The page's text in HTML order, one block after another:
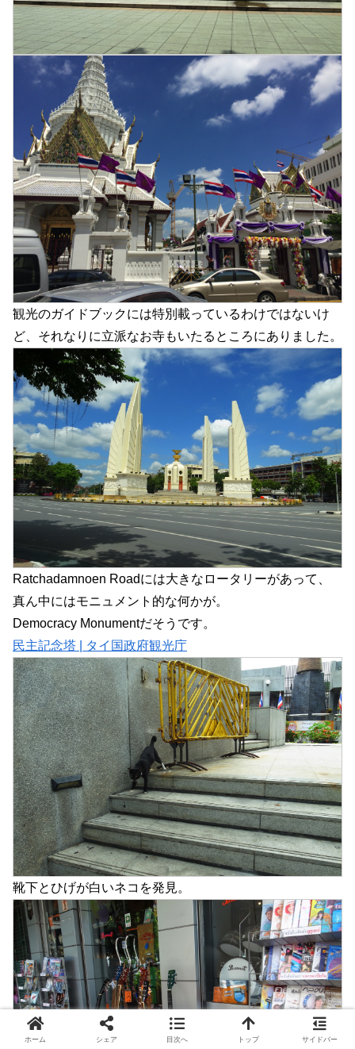
観光のガイドブックには特別載っているわけではないけ
ど、それなりに立派なお寺もいたるところにありました。
Ratchadamnoen Roadには大きなロータリーがあって、
真ん中にはモニュメント的な何かが。
Democracy Monumentだそうです。
民主記念塔 | タイ国政府観光庁
靴下とひげが白いネコを発見。
ホーム シェア 目次へ トップ サイドバー